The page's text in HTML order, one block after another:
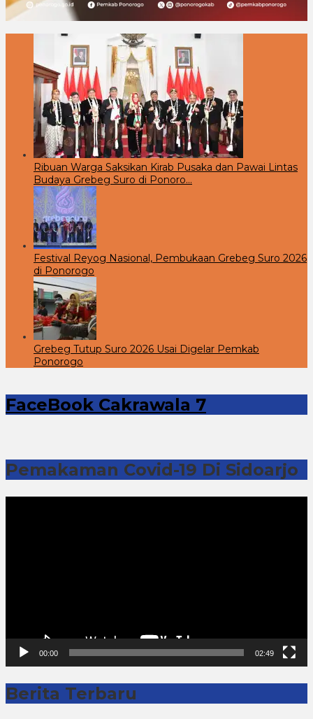
Ribuan Warga Saksikan Kirab Pusaka dan Pawai Lintas
Budaya Grebeg Suro di Ponoro…
Festival Reyog Nasional, Pembukaan Grebeg Suro 2026
di Ponorogo
Grebeg Tutup Suro 2026 Usai Digelar Pemkab
Ponorogo
FaceBook Cakrawala 7
Pemakaman Covid-19 Di Sidoarjo
00:00 02:49
Berita Terbaru